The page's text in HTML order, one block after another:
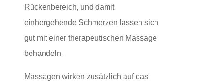
Rückenbereich, und damit
einhergehende Schmerzen lassen sich
gut mit einer therapeutischen Massage
behandeln.
Massagen wirken zusätzlich auf das